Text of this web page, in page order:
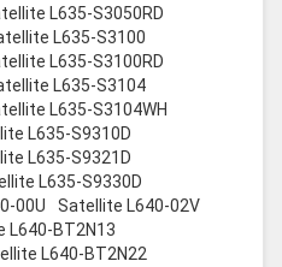
L635-S3050RD
L635-S3100
L635-S3100RD
L635-S3104
L635-S3104WH
L635-S9310D
L635-S9321D
L635-S9330D
00U
Satellite L640-02V
L640-BT2N13
L640-BT2N22